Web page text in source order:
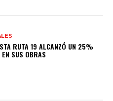
RUTA 19 ALCANZÓ UN 25%
EN SUS OBRAS